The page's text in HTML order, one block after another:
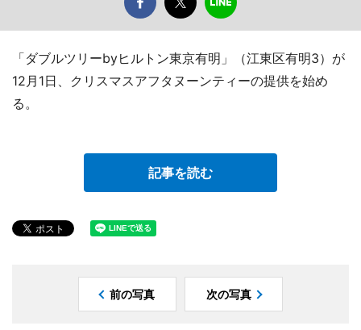
「ダブルツリーbyヒルトン東京有明」（江東区有明3）が
12月1日、クリスマスアフタヌーンティーの提供を始め
る。
記事を読む
前の写真 次の写真